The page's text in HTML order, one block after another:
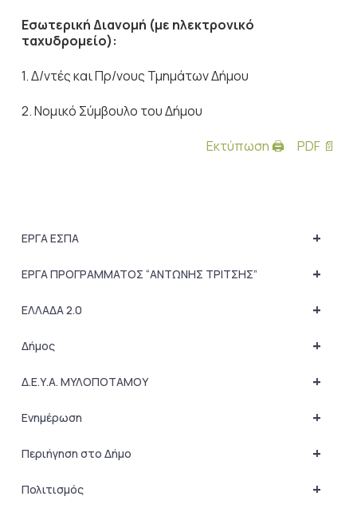
Εσωτερική Διανομή (με ηλεκτρονικό
ταχυδρομείο):
1. Δ/ντές και Πρ/νους Τμημάτων Δήμου
2. Νομικό Σύμβουλο του Δήμου
Εκτύπωση 🖨
PDF 📄
+
ΕΡΓΑ ΕΣΠΑ
+
ΕΡΓΑ ΠΡΟΓΡΑΜΜΑΤΟΣ “ΑΝΤΩΝΗΣ ΤΡΙΤΣΗΣ”
+
ΕΛΛΑΔΑ 2.0
+
Δήμος
+
Δ.Ε.Υ.Α. ΜΥΛΟΠΟΤΑΜΟΥ
+
Ενημέρωση
+
Περιήγηση στο Δήμο
+
Πολιτισμός